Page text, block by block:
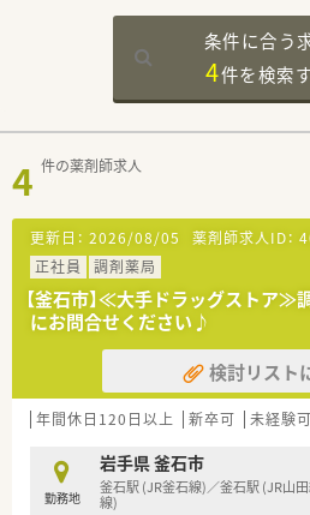
条件に合う
4件を検索
4 件の薬剤師求人
更新日： 2026/08/05 薬剤師求人ID：
正社員
調剤薬局
【釜石市】≪大手ドラッグストア≫
にお問合せください♪
検討リスト
年間休日120日以上 新卒可 未経験可
勤務地
岩手県 釜石市
釜石駅 (JR釜石線)／釜石駅 (JR山
線)